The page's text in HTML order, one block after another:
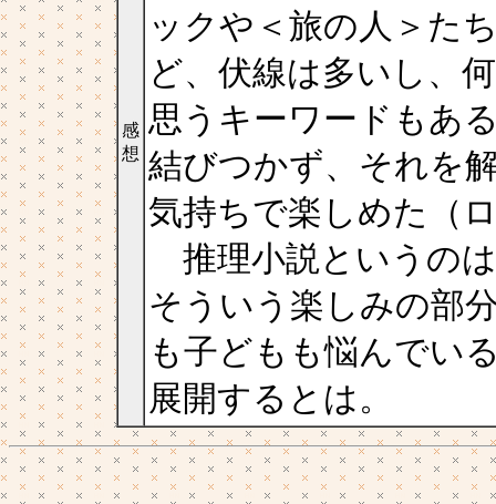
感
想
ックや＜旅の人＞た
ど、伏線は多いし、
思うキーワードもあ
結びつかず、それを
気持ちで楽しめた（
推理小説というの
そういう楽しみの部
も子どもも悩んでい
展開するとは。